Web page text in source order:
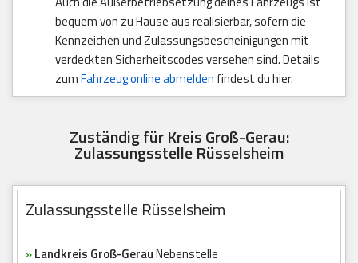
bequem von zu Hause aus realisierbar, sofern die
Kennzeichen und Zulassungsbescheinigungen mit
verdeckten Sicherheitscodes versehen sind. Details
zumFahrzeug online abmelden findest du hier.
Zuständig für Kreis Groß-Gerau:
Zulassungsstelle Rüsselsheim
Zulassungsstelle Rüsselsheim
»Landkreis Groß-GerauNebenstelle